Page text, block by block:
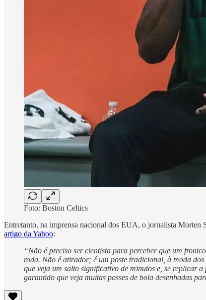
Foto: Boston Celtics
Entretanto, na imprensa nacional dos EUA, o jornalista Morten
artigo da Yahoo:
“Não é preciso ser cientista para perceber que um
roda. Não é atirador; é um poste tradicional, à moda
que veja um salto significativo de minutos e, se replicar
garantido que veja muitas posses de bola desenhadas